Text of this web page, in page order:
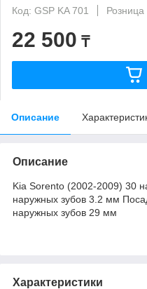
Код: GSP KA 701
Розница
22 500 ₸
Описание
Описание
Kia Sorento (2002-2009) 30
наружных зубов 3.2 мм
наружных зубов 29 мм
Характеристики